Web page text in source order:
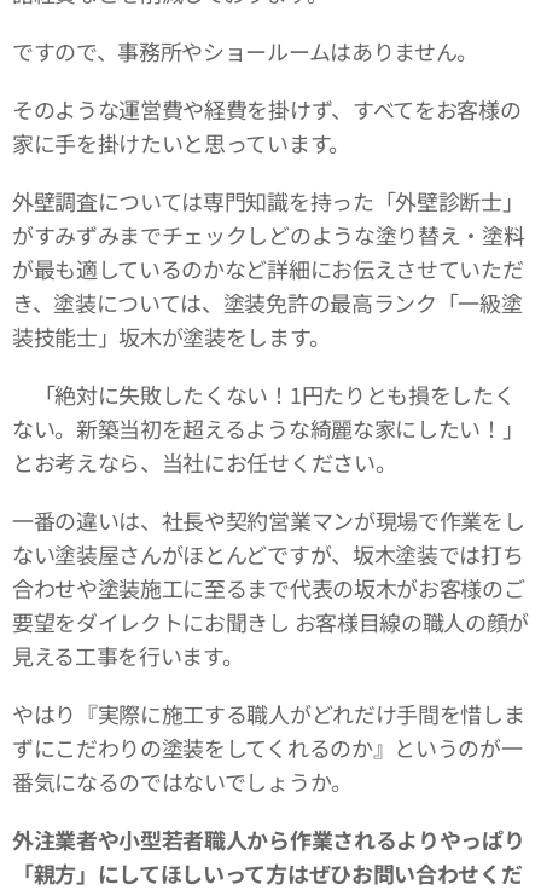
ですので、事務所やショールームはありません。
そのような運営費や経費を掛けず、すべてをお客様の
家に手を掛けたいと思っています。
外壁調査については専門知識を持った「外壁診断士」
がすみずみまでチェックしどのような塗り替え・塗料
が最も適しているのかなど詳細にお伝えさせていただ
き、塗装については、塗装免許の最高ランク「一級塗
装技能士」坂木が塗装をします。
「絶対に失敗したくない！1円たりとも損をしたく
ない。新築当初を超えるような綺麗な家にしたい！」
とお考えなら、当社にお任せください。
一番の違いは、社長や契約営業マンが現場で作業をし
ない塗装屋さんがほとんどですが、坂木塗装では打ち
合わせや塗装施工に至るまで代表の坂木がお客様のご
要望をダイレクトにお聞きし お客様目線の職人の顔が
見える工事を行います。
やはり『実際に施工する職人がどれだけ手間を惜しま
ずにこだわりの塗装をしてくれるのか』というのが一
番気になるのではないでしょうか。
外注業者や小型若者職人から作業されるよりやっぱり
「親方」にしてほしいって方はぜひお問い合わせくだ